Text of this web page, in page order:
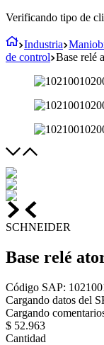
Verificando tipo de
Industria
de control Base relé
SCHNEIDER
Base relé
Código SAP:
Cargando datos del
Cargando
$ 52.963
Cantidad